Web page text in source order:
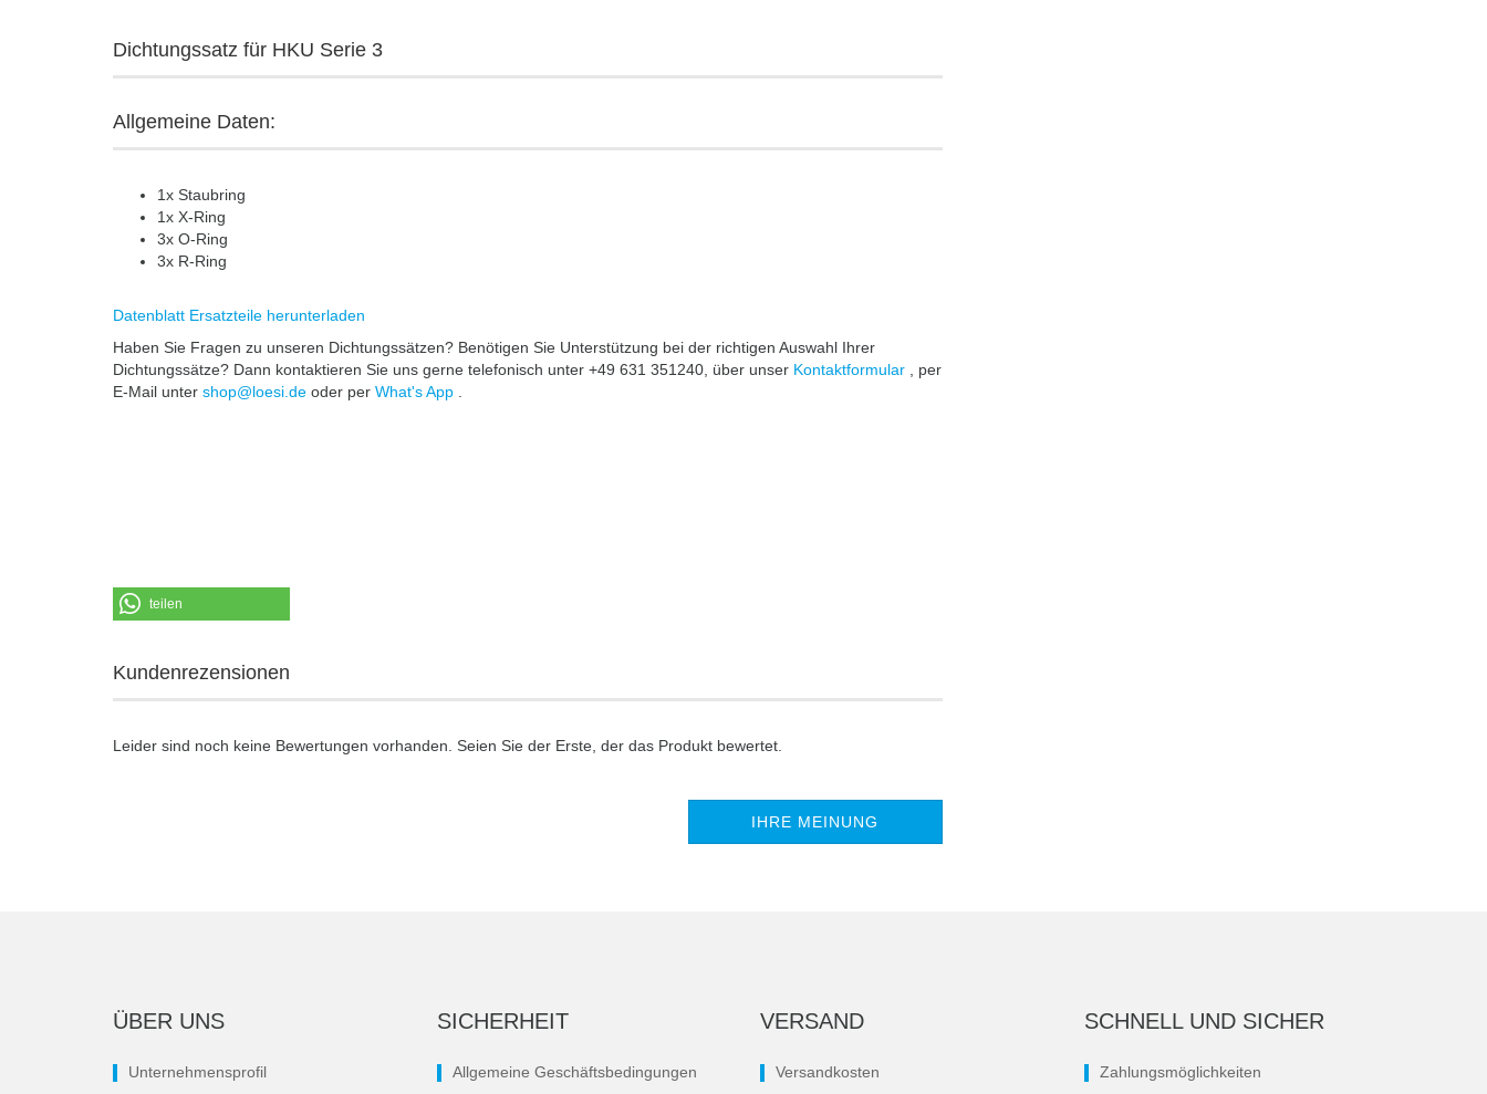
Dichtungssatz für HKU Serie 3
Allgemeine Daten:
1x Staubring
1x X-Ring
3x O-Ring
3x R-Ring
Datenblatt Ersatzteile herunterladen
Haben Sie Fragen zu unseren Dichtungssätzen? Benötigen Sie Unterstützung bei der richtigen Auswahl Ihrer
Dichtungssätze? Dann kontaktieren Sie uns gerne telefonisch unter +49 631 351240, über unser Kontaktformular
, per
E-Mail unter shop@loesi.de oder per What's App
teilen
Kundenrezensionen
Leider sind noch keine Bewertungen vorhanden. Seien Sie der Erste, der das Produkt bewertet.
IHRE MEINUNG
ÜBER UNS
Unternehmensprofil
SICHERHEIT
Allgemeine Geschäftsbedingungen
VERSAND
Versandkosten
SCHNELL UND SICHER
Zahlungsmöglichkeiten